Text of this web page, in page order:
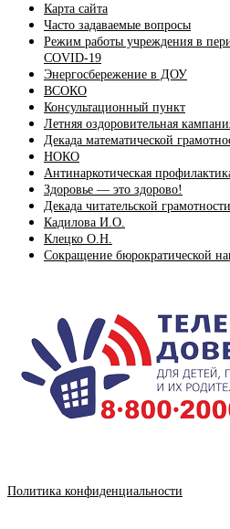
Карта сайта
Часто задаваемые вопросы
Режим работы учреждения в
COVID-19
Энергосбережение в ДОУ
ВСОКО
Консультационный пункт
Летняя оздоровительная
Декада математической
НОКО
Антинаркотическая
Здоровье — это здорово!
Декада читательской
Кадилова И.О.
Клецко О.Н.
Сокращение бюрократической
Политика конфиденциальности